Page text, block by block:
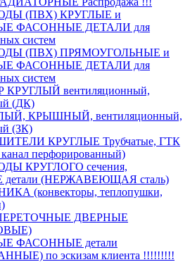
(ПВХ) КРУГЛЫЕ и
ФАСОННЫЕ ДЕТАЛИ для
систем
(ПВХ) ПРЯМОУГОЛЬНЫЕ и
ФАСОННЫЕ ДЕТАЛИ для
систем
вентиляционный,
(ДК)
КРЫШНЫЙ, вентиляционный,
(ЗК)
КРУГЛЫЕ Трубчатые, ГТК
перфорированный)
КРУГЛОГО сечения,
(НЕРЖАВЕЮЩАЯ сталь)
(конвекторы, теплопушки,
ДВЕРНЫЕ
ФАСОННЫЕ детали
по эскизам клиента !!!!!!!!!